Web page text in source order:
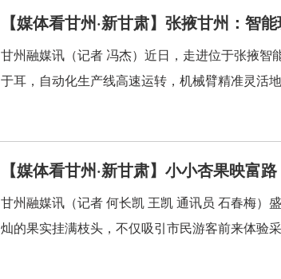
【媒体看甘州·新甘肃】张掖甘州：智
甘州融媒讯（记者 冯杰）近日，走进位于张掖
于耳，自动化生产线高速运转，机械臂精准灵活
【媒体看甘州·新甘肃】小小杏果映富
甘州融媒讯（记者 何长凯 王凯 通讯员 石春梅）
灿的果实挂满枝头，不仅吸引市民游客前来体验